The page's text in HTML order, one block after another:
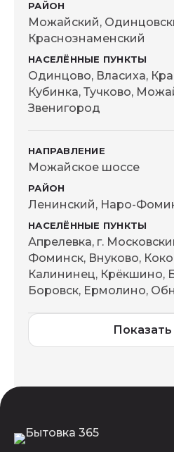
Можайский,
Краснознаменский
Одинцово, Власиха,
Кубинка, Тучково,
Звенигород
Можайское шоссе
Ленинский, Наро-
Апрелевка, г.
Фоминск, Внуково,
Калининец, Крёкшино,
Боровск, Ермолино,